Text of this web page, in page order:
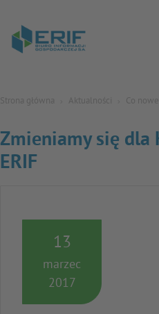
Strona główna Aktualności Co
Zmieniamy się dla
ERIF
13
marzec
2017